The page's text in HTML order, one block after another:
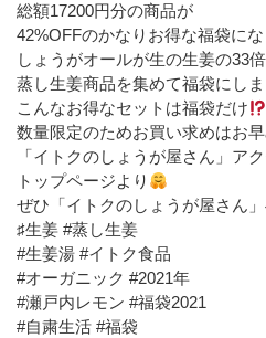
総額17200円分の商品が
42%OFFのかなりお得な福袋に
しょうがオールが生の生姜の33
蒸し生姜商品を集めて福袋にし
こんなお得なセットは福袋だけ
数量限定のためお買い求めはお
「イトクのしょうが屋さん」ア
トップページより
ぜひ「イトクのしょうが屋さん
♯生姜 #蒸し生姜
#生姜湯 #イトク食品
#オーガニック #2021年
#瀬戸内レモン #福袋2021
#自粛生活 #福袋